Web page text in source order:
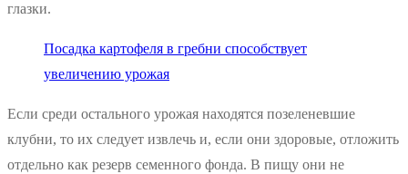
глазки.
Посадка картофеля в гребни способствует
увеличению урожая
Если среди остального урожая находятся позеленевшие
клубни, то их следует извлечь и, если они здоровые, отложить
отдельно как резерв семенного фонда. В пищу они не